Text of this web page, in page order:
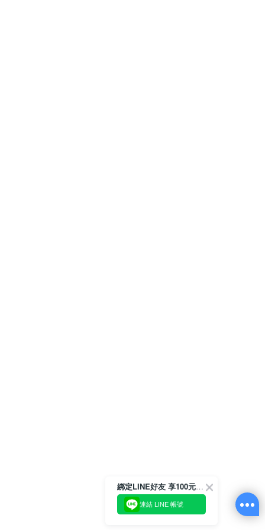
綁定LINE好友 享100元折價券
連結 LINE 帳號